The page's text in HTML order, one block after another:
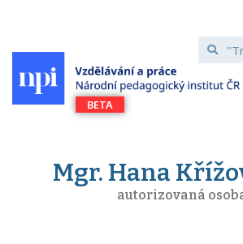
Mgr. Hana
autorizovaná